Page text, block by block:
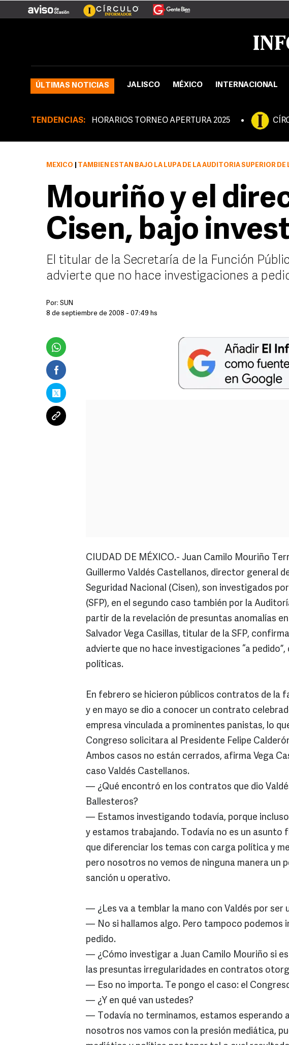
ÚLTIMAS NOTICIAS JALISCO MÉXICO INTERNACIONAL
TENDENCIAS: HORARIOS TORNEO APERTURA 2025
MÉXICO TAMBIÉN ESTÁN BAJO LA LUPA DE LA AUDITORÍA SUPERIOR DE
Mouriño y el
Cisen, bajo
El titular de la Secretaría de la Función
advierte que no hace investigaciones a
Por: SUN
8 de septiembre de 2008 - 07:49 hs
CIUDAD DE MÉXICO.- Juan Camilo Mouriño
Guillermo Valdés Castellanos, director general
Seguridad Nacional (Cisen), son investigados
(SFP), en el segundo caso también por la
partir de la revelación de presuntas anomalías
Salvador Vega Casillas, titular de la SFP,
advierte que no hace investigaciones “a
políticas.
En febrero se hicieron públicos contratos de la
y en mayo se dio a conocer un contrato
empresa vinculada a prominentes panistas, lo
Congreso solicitara al Presidente Felipe
Ambos casos no están cerrados, afirma Vega
caso Valdés Castellanos.
— ¿Qué encontró en los contratos que dio
Ballesteros?
— Estamos investigando todavía, porque
y estamos trabajando. Todavía no es un asunto
que diferenciar los temas con carga política y
pero nosotros no vemos de ninguna manera un
sanción u operativo.
— ¿Les va a temblar la mano con Valdés por ser
— No si hallamos algo. Pero tampoco podemos
pedido.
— ¿Cómo investigar a Juan Camilo Mouriño si
las presuntas irregularidades en contratos
— Eso no importa. Te pongo el caso: el
— ¿Y en qué van ustedes?
— Todavía no terminamos, estamos esperando
nosotros nos vamos con la presión mediática,